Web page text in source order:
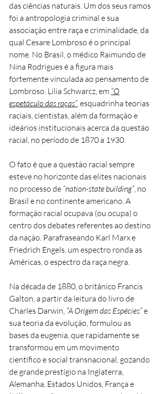
das ciências naturais. Um dos seus ramos
foi a antropologia criminal e sua
associação entre raça e criminalidade, da
qual Cesare Lombroso é o principal
nome. No Brasil, o médico Raimundo de
Nina Rodrigues é a figura mais
fortemente vinculada ao pensamento de
Lombroso. Lilia Schwarcz, em “O
espetáculo das raças”, esquadrinha teorias
raciais, cientistas, além da formação e
ideários institucionais acerca da questão
racial, no período de 1870 a 1930.
O fato é que a questão racial sempre
esteve no horizonte das elites nacionais
no processo de “nation-state building”, no
Brasil e no continente americano. A
formação racial ocupava (ou ocupa) o
centro dos debates referentes ao destino
da nação. Parafraseando Karl Marx e
Friedrich Engels, um espectro ronda as
Américas, o espectro da raça negra.
Na década de 1880, o britânico Francis
Galton, a partir da leitura do livro de
Charles Darwin, “A Origem das Espécies”e
sua teoria da evolução, formulou as
bases da eugenia, que rapidamente se
transformou em um movimento
científico e social transnacional, gozando
de grande prestígio na Inglaterra,
Alemanha, Estados Unidos, França e